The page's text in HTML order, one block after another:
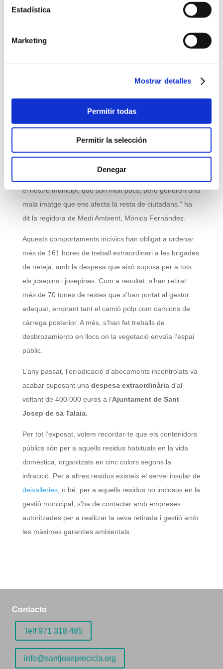
Estadística
Marketing
Mostrar detalles
Permitir todas
Permitir la selección
Denegar
sancionadora.
La majoria d’expedients sancionadors oberts enguany
d’algun productor singular. En dues ocasions concretes,
s’ha obert un expedient d’infracció a la propietat d’un
terreny per desatendre unrequeriment de neteja
altres tres circumstàncies, l’expedient s’ha incoat per un
vessament d’aigua.
lluny en la persecució dels quals no fan les coses bé en
el nostre municipi, que són molt pocs, però generen una
mala imatge que ens afecta la resta de ciutadans.” ha
dit la regidora de Medi Ambient, Mónica Fernández.
Aquests comportaments incívics han obligat a ordenar
més de 161 hores de treball extraordinari a les brigades
de neteja, amb la despesa que això suposa per a tots
els josepins i josepines. Com a resultat, s’han retirat
més de 70 tones de restes que s’han portat al gestor
adequat, emprant tant el camió polp com camions de
càrrega posterior. A més, s’han fet treballs de
desbrozamiento en llocs on la vegetació envaïa l’espai
públic.
L’any passat, l’erradicació d’abocaments incontrolats va
acabar suposant una despesa extraordinàriad’al
voltant de 400.000 euros a l’Ajuntament de Sant
Josep de sa Talaia.
Per tot l’exposat, volem recordar-te que els contenidors
públics són per a aquells residus habituals en la vida
domèstica, organitzats en cinc colors segons la
infracció. Per a altres residus existeix el servei insular de
deixalleries, o bé, per a aquells residus no inclosos en la
gestió municipal, s’ha de contactar amb empreses
autoritzades per a realitzar la seva retirada i gestió amb
les màximes garanties ambientals.
Contacto
Telf 971 318 485
info@santjoseprecicla.org